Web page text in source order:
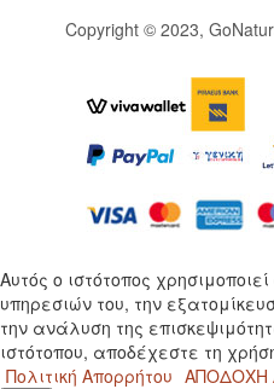
Copyright © 2023,
Αυτός ο ιστότοπος
υπηρεσιών του, την
την ανάλυση της
ιστότοπου, αποδέχεστε τη
Πολιτική Απορρήτου ΑΠΟΔΟΧΗ